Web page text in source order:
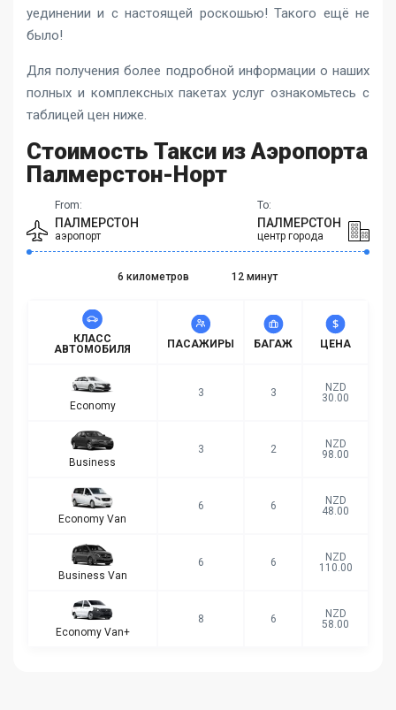
уединении и с настоящей роскошью! Такого ещё не
было!
Для получения более подробной информации о наших
полных и комплексных пакетах услуг ознакомьтесь с
таблицей цен ниже.
Стоимость Такси из Аэропорта
Палмерстон-Норт
From:
ПАЛМЕРСТОН
аэропорт
To:
ПАЛМЕРСТОН
центр города
6 километров 12 минут
КЛАСС
АВТОМОБИЛЯ
ПАСАЖИРЫ БАГАЖ ЦЕНА
Economy
3 3
NZD
30.00
Business
3 2
NZD
98.00
Economy Van
6 6
NZD
48.00
Business Van
6 6
NZD
110.00
Economy Van+
8 6
NZD
58.00